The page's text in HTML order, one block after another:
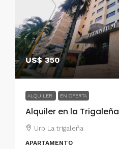
US$ 350
ALQUILER EN OFERTA
Alquiler en la Trigaleña
Urb La trigaleña
APARTAMENTO